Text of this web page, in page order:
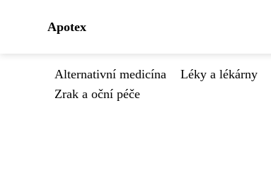
Apotex
Alternativní medicína Léky a lékárny
Zrak a oční péče